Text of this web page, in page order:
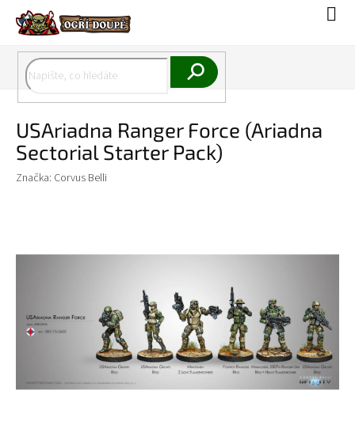
obsah
USAriadna Ranger Force (Ariadna
Sectorial Starter Pack)
Značka: Corvus Belli